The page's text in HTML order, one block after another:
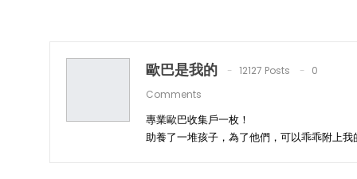
歐巴是我的 12127 Posts
0
Comments
專業歐巴收集戶一枚！
助養了一堆孩子，為了他們，可以乖乖附上我